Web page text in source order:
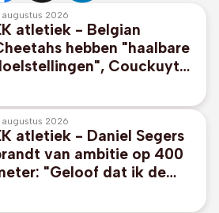
augustus 2026
atletiek - Belgian
hebben "haalbare
Couckuyt
augustus 2026
atletiek - Daniel Segers
van ambitie op 400
"Geloof dat ik de